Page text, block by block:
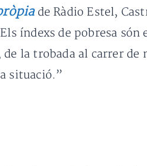
de Ràdio Estel,
índexs de pobresa
de la trobada al carrer
situació.”